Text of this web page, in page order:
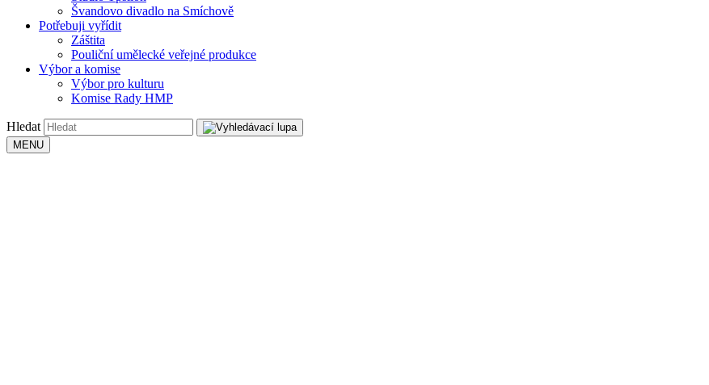
Švandovo divadlo na Smíchově
Potřebuji vyřídit
Záštita
Pouliční umělecké veřejné produkce
Výbor a komise
Výbor pro kulturu
Komise Rady HMP
Hledat
MENU